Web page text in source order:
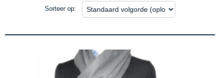
Sorteer op: